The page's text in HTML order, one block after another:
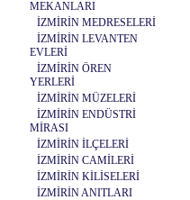
MEKANLARI
İZMİRİN MEDRESELERİ
İZMİRİN LEVANTEN
EVLERİ
İZMİRİN ÖREN
YERLERİ
İZMİRİN MÜZELERİ
İZMİRİN ENDÜSTRİ
MİRASI
İZMİRİN İLÇELERİ
İZMİRİN CAMİLERİ
İZMİRİN KİLİSELERİ
İZMİRİN ANITLARI